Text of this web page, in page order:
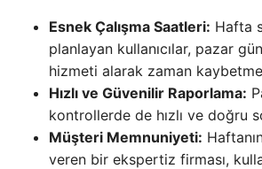
Esnek Çalışma Saatleri: Hafta
planlayan kullanıcılar, pazar
hizmeti alarak zaman
Hızlı ve Güvenilir Raporlama:
kontrollerde de hızlı ve doğru
Müşteri Memnuniyeti:
veren bir ekspertiz firması,